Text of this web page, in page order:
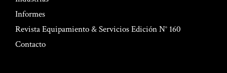
Informes
Revista Equipamiento & Servicios Edición N° 160
Contacto